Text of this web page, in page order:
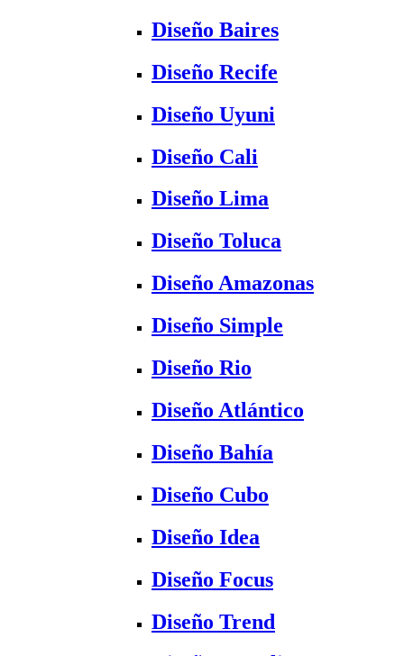
Diseño Baires
Diseño Recife
Diseño Uyuni
Diseño Cali
Diseño Lima
Diseño Toluca
Diseño Amazonas
Diseño Simple
Diseño Rio
Diseño Atlántico
Diseño Bahía
Diseño Cubo
Diseño Idea
Diseño Focus
Diseño Trend